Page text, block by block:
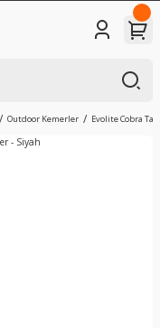
Outdoor Kemerler Evolite Cobra